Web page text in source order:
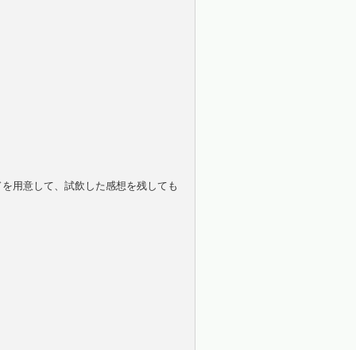
用意して、試飲した感想を残しても